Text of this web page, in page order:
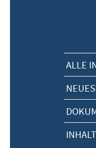
ALLE